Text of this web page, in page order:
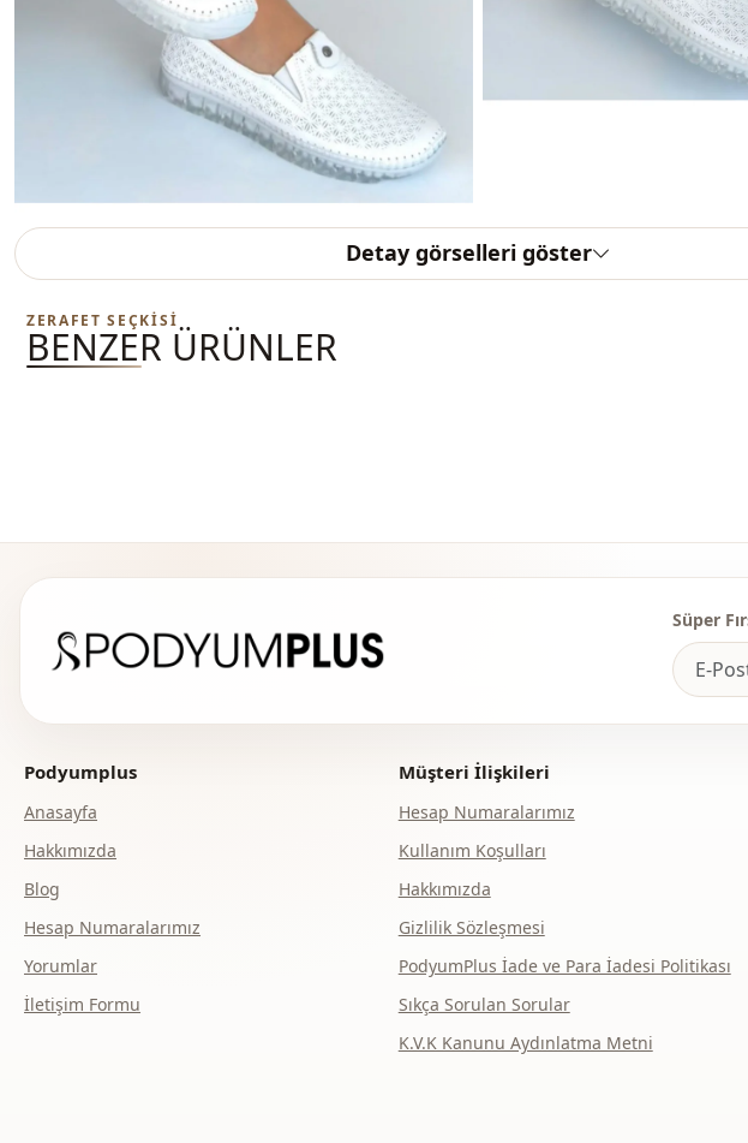
Detay görselleri göster
ZERAFET SEÇKISI
BENZER ÜRÜNLER
Süper
Podyumplus
Anasayfa
Hakkımızda
Blog
Hesap Numaralarımız
Yorumlar
İletişim Formu
Müşteri İlişkileri
Hesap Numaralarımız
Kullanım Koşulları
Hakkımızda
Gizlilik Sözleşmesi
PodyumPlus İade ve Para İadesi Politikası
Sıkça Sorulan Sorular
K.V.K Kanunu Aydınlatma Metni